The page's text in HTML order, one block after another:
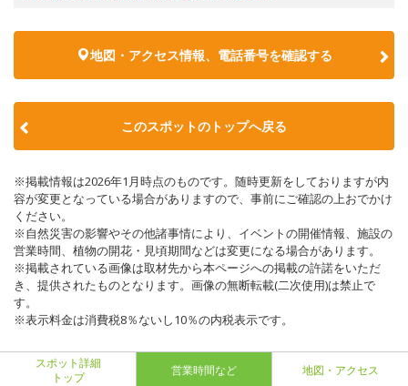
地図・アクセス情報、電話番号を確認する
このスポットのトップへ戻る
※掲載情報は2026年1月時点のものです。随時更新をしておりますが内
容が変更となっている場合がありますので、事前にご確認の上おでかけ
ください。
※自然災害の影響やその他諸事情により、イベントの開催情報、施設の
営業時間、植物の開花・見頃期間などは変更になる場合があります。
※掲載されている画像は取材先から本ページへの掲載の許諾をいただ
き、提供されたものとなります。画像の無断転載(二次使用)は禁止で
す。
※表示料金は消費税8％ないし10％の内税表示です。
スポット詳細
トップ
営業時間など 地図・アクセス